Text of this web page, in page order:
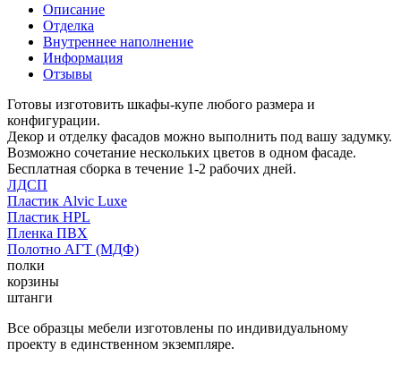
Описание
Отделка
Внутреннее наполнение
Информация
Отзывы
Готовы изготовить шкафы-купе любого размера и
конфигурации.
Декор и отделку фасадов можно выполнить под вашу задумку.
Возможно сочетание нескольких цветов в одном фасаде.
Бесплатная сборка в течение 1-2 рабочих дней.
ЛДСП
Пластик Alvic Luxe
Пластик HPL
Пленка ПВХ
Полотно АГТ (МДФ)
полки
корзины
штанги
Все образцы мебели изготовлены по индивидуальному
проекту в единственном экземпляре.